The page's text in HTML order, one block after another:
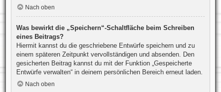
Nach oben
Was bewirkt die „Speichern“-Schaltfläche beim Schreiben
eines Beitrags?
Hiermit kannst du die geschriebene Entwürfe speichern und zu
einem späteren Zeitpunkt vervollständigen und absenden. Den
gesicherten Beitrag kannst du mit der Funktion „Gespeicherte
Entwürfe verwalten“ in deinem persönlichen Bereich erneut laden.
Nach oben